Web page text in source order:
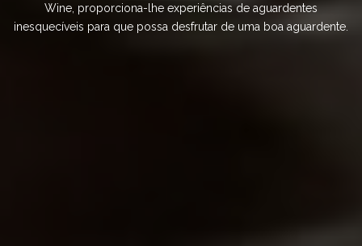
Wine, proporciona-lhe experiências de aguardentes
inesquecíveis para que possa desfrutar de uma boa aguardente.